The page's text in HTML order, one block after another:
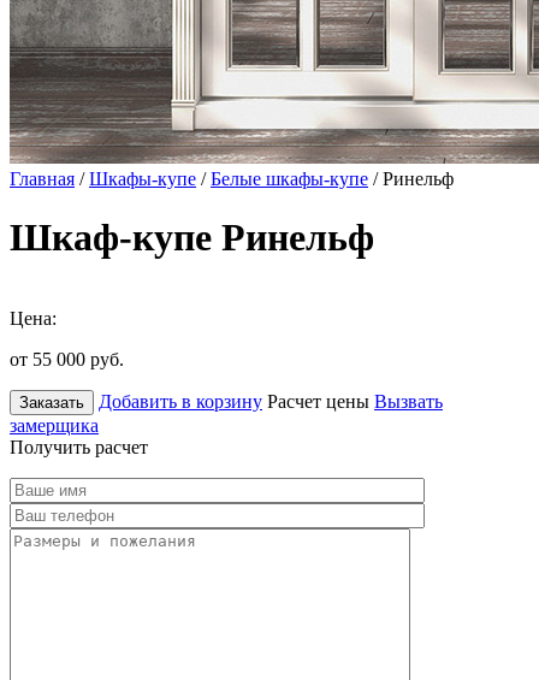
Главная /Шкафы-купе /Белые шкафы-купе / Ринельф
Шкаф-купе Ринельф
Цена:
от 55 000 руб.
Заказать Добавить в корзину Расчет цены Вызвать
замерщика
Получить расчет